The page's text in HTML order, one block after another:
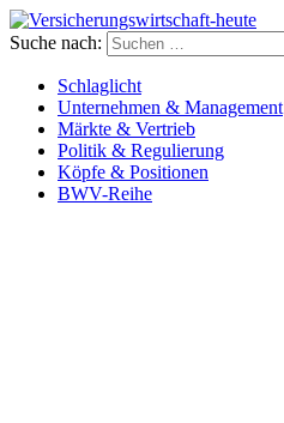
Versicherungswirtschaft-heute
Suche nach:
Schlaglicht
Unternehmen & Management
Märkte & Vertrieb
Politik & Regulierung
Köpfe & Positionen
BWV-Reihe